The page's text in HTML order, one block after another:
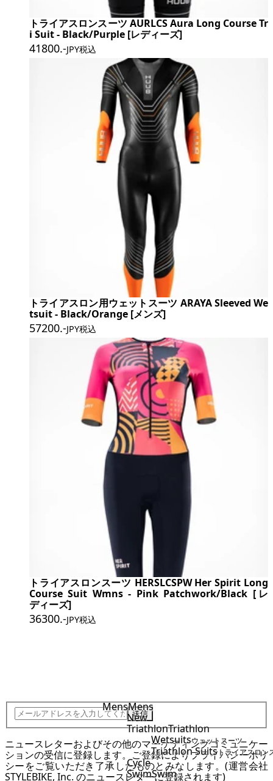
MensMens
New
TriathlonTriathlon
Wetsuitsウェットスーツ
Triathlon Suits トライアスロン
Cycle
SwimSwim
トライアスロンスーツ AURLCS Aura Long Course Tr
i Suit - Black/Purple [レディーズ]
41800.-JPY税込
トライアスロン用ウェットスーツ ARAYA Sleeved We
tsuit - Black/Orange [メンズ]
57200.-JPY税込
トライアスロンスーツ HERSLCSPW Her Spirit Long
Course Suit Wmns - Pink Patchwork/Black [レ
ディーズ]
36300.-JPY税込
送信
ニュースレターおよびその他のマーケティングコミュニケー
ションの受信に登録します。ご登録によりプライバシーポリ
シーをご覧いただき了承したものとみなします。(運営会社
STYLEBIKE, Inc. のニュースレターに登録されます)